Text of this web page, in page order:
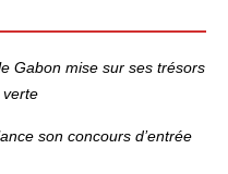
Gabon mise sur ses trésors
verte
son concours d’entrée